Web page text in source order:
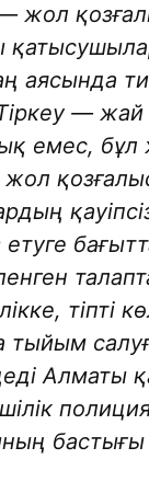
жол
аясында
— жай
емес, бұл
тіпті
тыйым
Алматы
бастығы